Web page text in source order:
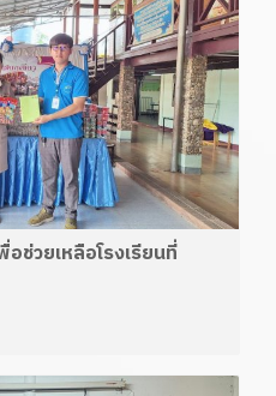
ช่วยเหลือโรงเรียนที่